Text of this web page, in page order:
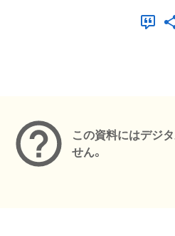
この資料にはデジ
せん。